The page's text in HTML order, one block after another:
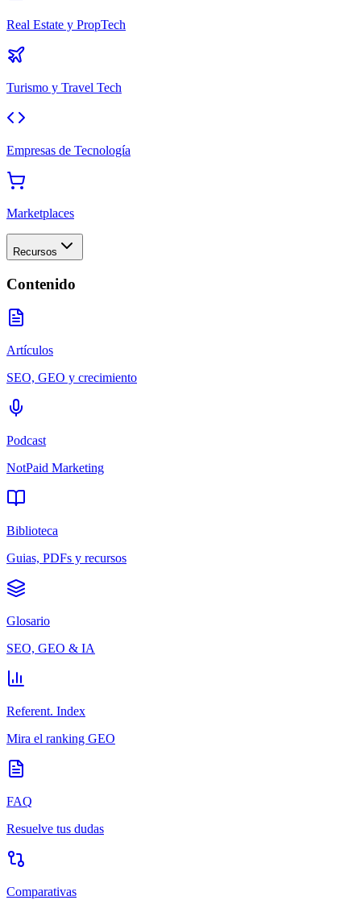
Real Estate y PropTech
Turismo y Travel Tech
Empresas de Tecnología
Marketplaces
Recursos
Contenido
Artículos
SEO, GEO y crecimiento
Podcast
NotPaid Marketing
Biblioteca
Guias, PDFs y recursos
Glosario
SEO, GEO & IA
Referent. Index
Mira el ranking GEO
FAQ
Resuelve tus dudas
Comparativas